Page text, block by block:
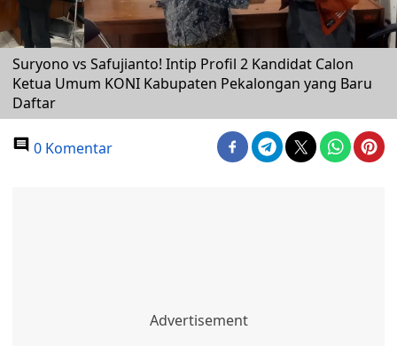
Suryono vs Safujianto! Intip Profil 2 Kandidat Calon
Ketua Umum KONI Kabupaten Pekalongan yang Baru
Daftar
0 Komentar